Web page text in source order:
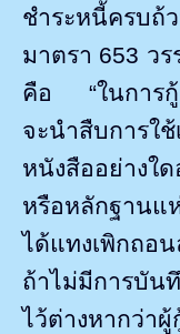
ชำระหนี้คร
มาตรา 653 ว
คือ “ในการกู้
จะนำสืบการใ
หนังสืออย่างใ
หรือหลักฐานแ
ได้แทงเพิกถอ
ถ้าไม่มีการบัน
ไว้ต่างหากว่า